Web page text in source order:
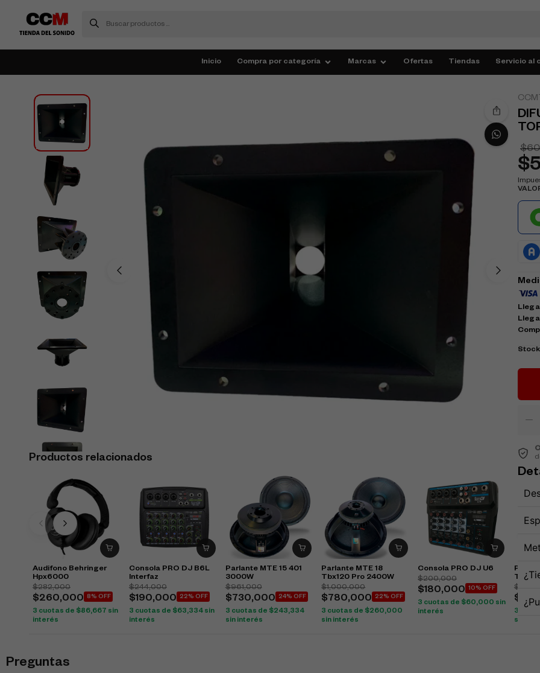
Inicio Compra por categoría Marcas Ofertas Tiendas Servicio al
Productos relacionados
Audifono Behringer
Hpx6000
$282,000
$260,000 8% OFF
3 cuotas de $86,667 sin
interés
Consola PRO DJ B6L
Interfaz
$244,000
$190,000 22% OFF
3 cuotas de $63,334sin
interés
Parlante MTE 15 401
3000W
$961,000
$ 730,000 24% OFF
3 cuotas de $243,334
sin interés
Parlante MTE 18
Tbx120 Pro 2400W
$1,000,000
$ 780,000 22% OFF
3 cuotas de $260,000
sin interés
Consola PRO DJ U6
$200,000
$180,000 10% OFF
3 cuotas de $60,000 sin
interés
$
$
3
sin
$
$
Llega
Stock
Preguntas